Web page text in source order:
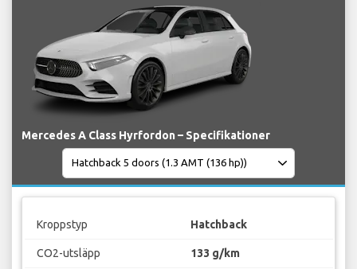
Mercedes A Class Hyrfordon – Specifikationer
Kroppstyp Hatchback
CO2-utsläpp 133 g/km